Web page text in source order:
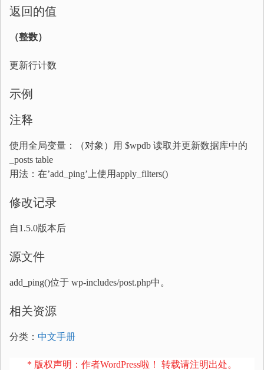
返回的值
（整数）
更新行计数
示例
注释
使用全局变量：（对象）用 $wpdb 读取并更新数据库中的
_posts table
用法：在’add_ping’上使用apply_filters()
修改记录
自1.5.0版本后
源文件
add_ping()位于 wp-includes/post.php中。
相关资源
分类： 中文手册
* 版权声明：作者WordPress啦！ 转载请注明出处。